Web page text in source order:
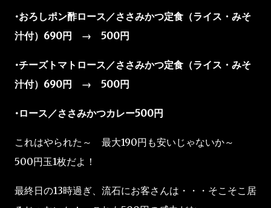
•おろしポン酢ロース／ささみかつ定食（ライス・みそ
汁付）690円 → 500円
•チーズトマトロース／ささみかつ定食（ライス・みそ
汁付）690円 → 500円
•ロース／ささみかつカレー500円
これはやられた～ 最大190円も安いじゃないか～
500円玉1枚だよ！
最終日の13時過ぎ、流石にお客さんは・・・そこそこ居